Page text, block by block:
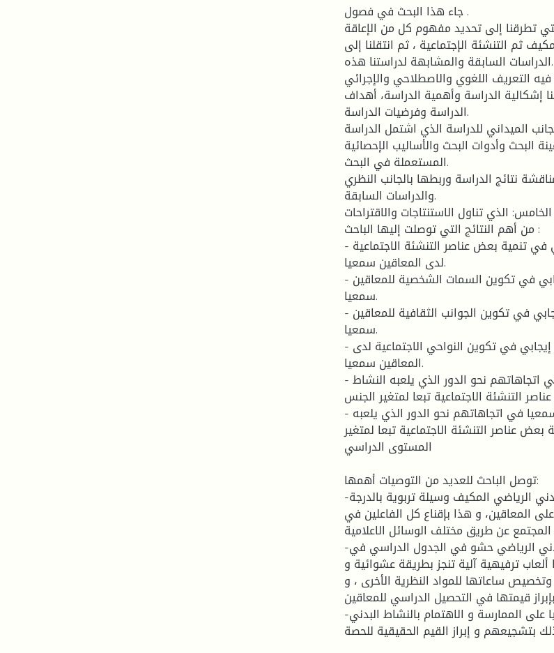
جاء هذا البحث في فصول .
تطرقنا إلى تحديد مفهوم كل من الإعاقة
ثم التنشئة الإجتماعية ، ثم انتقلنا إلى
الدراسات السابقة والمشابهة لدراستنا هذه.
فيه التعريف اللغوي والاصطلاحي والإجرائي
إشكالية الدراسة وأهمية الدراسة، أهداف
الدراسة وفرضيات الدراسة.
الميداني للدراسة الذي اشتمل الدراسة
البحث وأدوات البحث والأساليب الإحصائية
المستعملة في البحث.
نتائج الدراسة وربطها بالجانب النظري
والدراسات السابقة.
الذي تناول الاستنتاجات والاقتراحات
من أهم النتائج التي توصلت إليها الباحث :
- أن لنشاط البدني المكيف دور إيجابي في تنمية بعض عناصر التنشئة الاجتماعية
لدى المعاقين سمعيا.
- أن لنشاط البدني المكيف دور إيجابي في تكوين السمات الشخصية للمعاقين
سمعيا.
- أن لنشاط البدني المكيف دور إيجابي في تكوين الجوانب الثقافية للمعاقين
سمعيا.
- أن لنشاط البدني المكيف دور إيجابي في تكوين النواحي الاجتماعية لدى
المعاقين سمعيا.
- هناك فروق بين المعاقين سمعيا في اتجاهاتهم نحو الدور الذي يلعبه النشاط
التنشئة الاجتماعية تبعا لمتغير الجنس.
- لا توجد فروق بين المعاقين سمعيا في اتجاهاتهم نحو الدور الذي يلعبه
عناصر التنشئة الاجتماعية تبعا لمتغير
المستوى الدراسي
توصل الباحث للعديد من التوصيات أهمها:
-توعية المجتمع بأن النشاط البدني الرياضي المكيف وسيلة تربوية بالدرجة
المعاقين، و هذا بإقناع كل الفاعلين في
المجتمع عن طريق مختلف الوسائل الاعلامية .
-تصحيح فكرة أن حصة النشاط البدني الرياضي حشو في الجدول الدراسي في
ألعاب ترفيهية آلية تنجز بطريقة عشوائية و
ساعاتها للمواد النظرية الأخرى ، و
قيمتها في التحصيل الدراسي للمعاقين.
-تحفيز الأطفال المعاقين سمعيا على الممارسة و الاهتمام بالنشاط البدني
بتشجيعهم و إبراز القيم الحقيقية للحصة